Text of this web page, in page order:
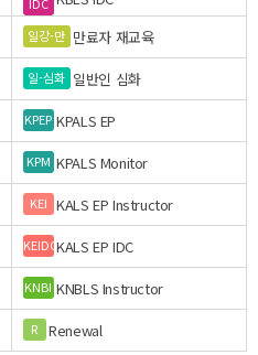
일강-만 만료자 재교육
일-심화 일반인 심화
KPEP KPALS EP
KPM KPALS Monitor
KEI KALS EP Instructor
KEIDCKALS EP IDC
KNBI KNBLS Instructor
R Renewal